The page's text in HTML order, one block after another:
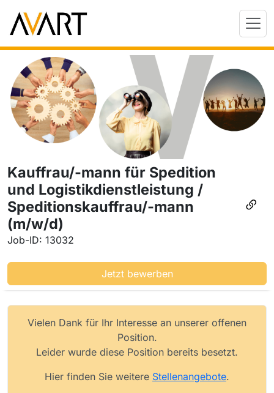
Kauffrau/-mann für Spedition
und Logistikdienstleistung /
Speditionskauffrau/-mann
(m/w/d)
Job-ID: 13032
Jetzt bewerben
Vielen Dank für Ihr Interesse an unserer offenen
Position.
Leider wurde diese Position bereits besetzt.
Hier finden Sie weitere Stellenangebote.